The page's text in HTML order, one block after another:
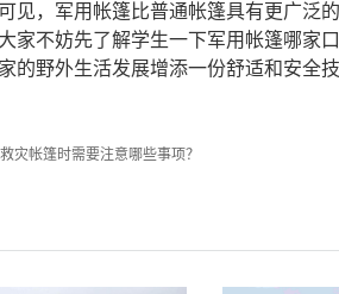
见，军用帐篷比普通帐篷具有更广泛
家不妨先了解学生一下军用帐篷哪家
的野外生活发展增添一份舒适和安全
灾帐篷时需要注意哪些事项？